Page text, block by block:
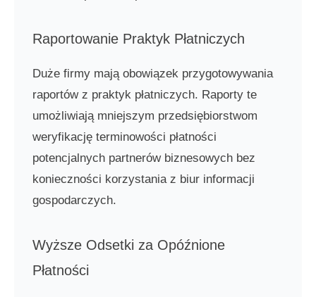
Raportowanie Praktyk Płatniczych
Duże firmy mają obowiązek przygotowywania
raportów z praktyk płatniczych. Raporty te
umożliwiają mniejszym przedsiębiorstwom
weryfikację terminowości płatności
potencjalnych partnerów biznesowych bez
konieczności korzystania z biur informacji
gospodarczych.
Wyższe Odsetki za Opóźnione
Płatności